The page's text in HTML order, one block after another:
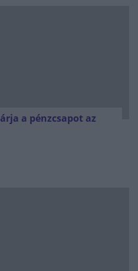
a pénzcsapot az